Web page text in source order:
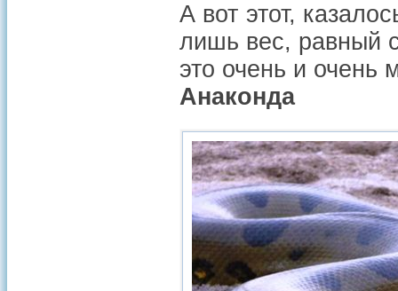
А вот этот,
лишь вес, равный
это очень и очень
Анаконда